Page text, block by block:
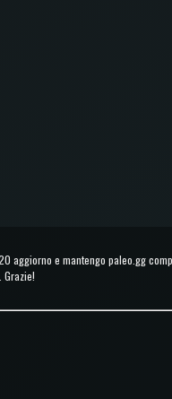
aggiorno e mantengo paleo.gg